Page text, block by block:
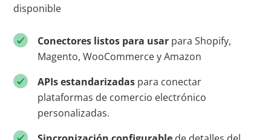
disponible
Conectores listos para usar para Shopify,
Magento, WooCommerce y Amazon
APIs estandarizadas para conectar
plataformas de comercio electrónico
personalizadas.